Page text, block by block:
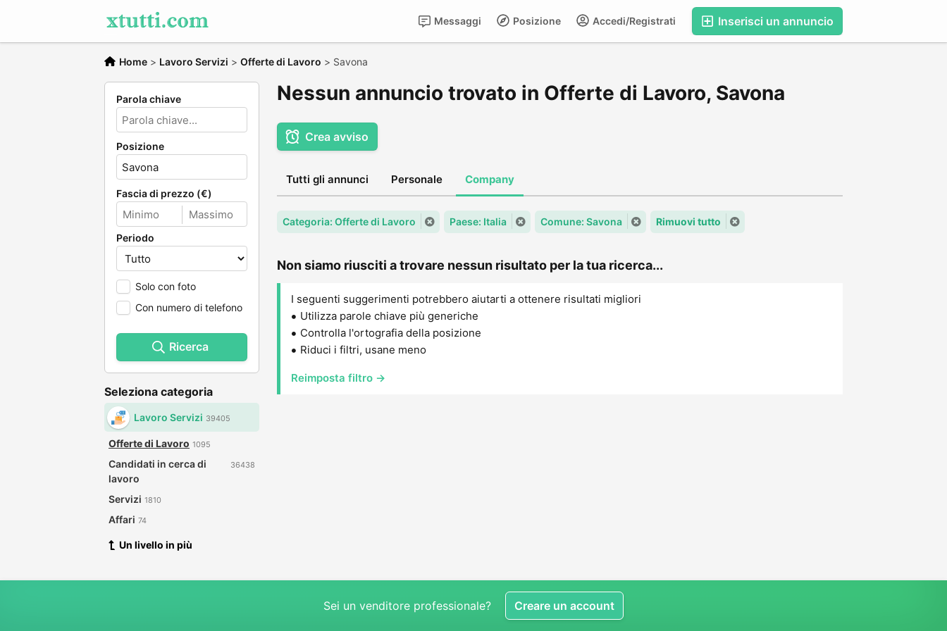
Inserisci un annuncio
Accedi/Registrati
Posizione
Messaggi
Home > Lavoro Servizi > Offerte di Lavoro > Savona
Parola chiave
Posizione
Fascia di prezzo (€)
Periodo
Solo con foto
Con numero di telefono
Ricerca
Seleziona categoria
Lavoro Servizi 39405
Offerte di Lavoro 1095
Candidati in cerca di
lavoro
36438
Servizi 1810
Affari 74
Un livello in più
Nessun annuncio trovato in Offerte di Lavoro, Savona
Crea avviso
Tutti gli annunci Personale Company
Categoria: Offerte di Lavoro Paese: Italia Comune: Savona Rimuovi tutto
Non siamo riusciti a trovare nessun risultato per la tua ricerca...
I seguenti suggerimenti potrebbero aiutarti a ottenere risultati migliori
Utilizza parole chiave più generiche
Controlla l'ortografia della posizione
Riduci i filtri, usane meno
Reimposta filtro →
Sei un venditore professionale? Creare un account